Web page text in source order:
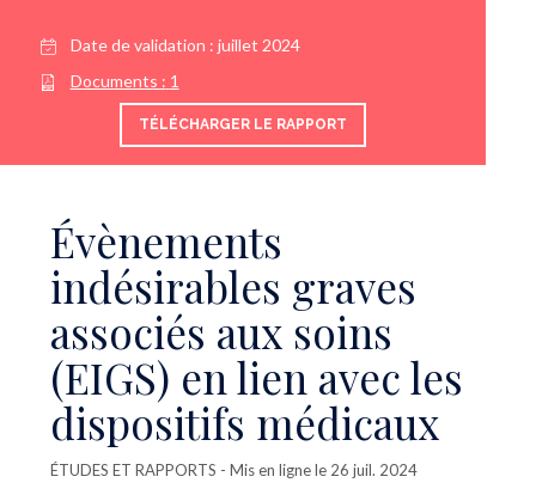
Date de validation : juillet 2024
Documents : 1
TÉLÉCHARGER LE RAPPORT
Évènements
indésirables graves
associés aux soins
(EIGS) en lien avec les
dispositifs médicaux
ÉTUDES ET RAPPORTS - Mis en ligne le 26 juil. 2024